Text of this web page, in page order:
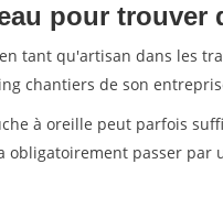
pour trouver
tant qu'artisan dans les
chantiers de son
à oreille peut parfois
passer par